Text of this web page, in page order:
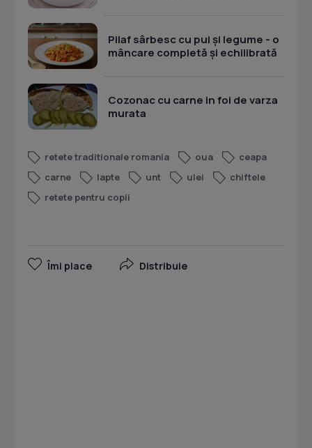
Pilaf sârbesc cu pui și legume - o
mâncare completă și echilibrată
Cozonac cu carne in foi de varza
murata
retete traditionale romania oua
ceapa
carne
lapte unt ulei
chiftele
retete pentru copii
Îmi place Distribuie